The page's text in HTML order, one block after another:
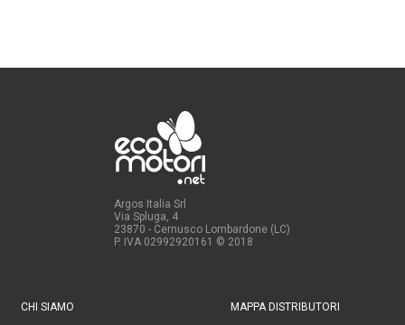
Argos Italia Srl
Via Spluga, 4
23870 - Cernusco Lombardone (LC)
P. IVA 02992920161 © 2018
CHI SIAMO MAPPA DISTRIBUTORI